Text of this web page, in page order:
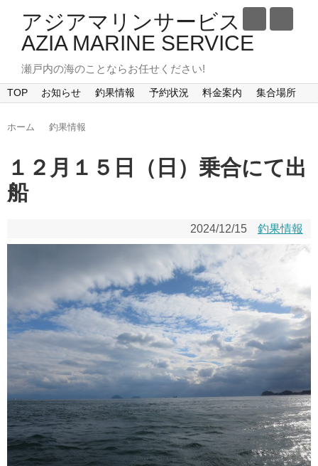
アジアマリンサービス
AZIA MARINE SERVICE
瀬戸内の海のことならお任せください!
TOP お知らせ 釣果情報 予約状況 料金案内 集合場所
ホーム 釣果情報
１２月１５日（日）乗合にて出
船
2024/12/15 釣果情報